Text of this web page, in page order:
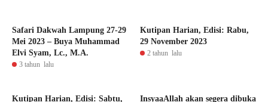
Safari Dakwah Lampung 27-29
Mei 2023 – Buya Muhammad
Elvi Syam, Lc., M.A.
3 tahun lalu
Kutipan Harian, Edisi: Rabu,
29 November 2023
2 tahun lalu
Kutipan Harian, Edisi: Sabtu,
InsyaaAllah akan segera dibuka